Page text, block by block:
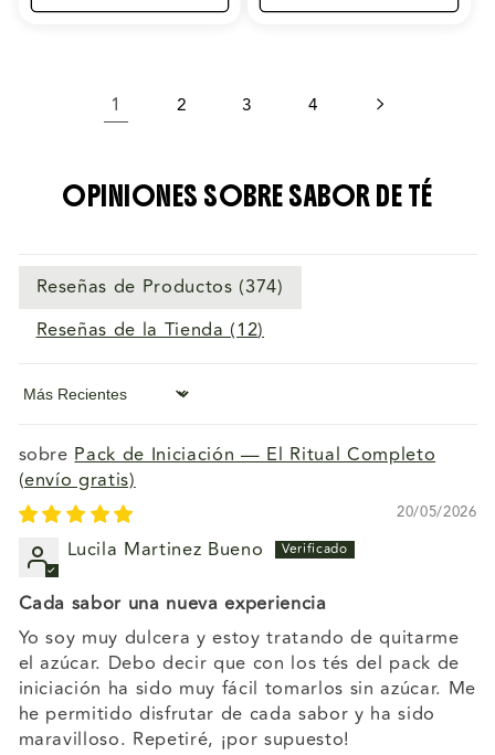
1 2 3 4
OPINIONES SOBRE SABOR DE TÉ
Reseñas de Productos (374)
Reseñas de la Tienda (12)
Sort by
Pack de Iniciación — El Ritual Completo
(envío gratis)
20/05/2026
Lucila Martinez Bueno
Cada sabor una nueva experiencia
Yo soy muy dulcera y estoy tratando de quitarme
el azúcar. Debo decir que con los tés del pack de
iniciación ha sido muy fácil tomarlos sin azúcar. Me
he permitido disfrutar de cada sabor y ha sido
maravilloso. Repetiré, ¡por supuesto!